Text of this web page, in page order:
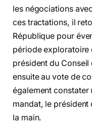
les négociations
ces tractations, il
République pour
période exploratoire
président du Conseil
ensuite au vote de
également constater
mandat, le président
la main.